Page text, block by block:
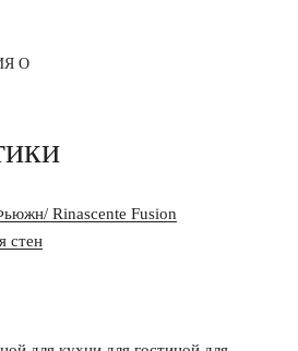
О
Rinascente Fusion
стен